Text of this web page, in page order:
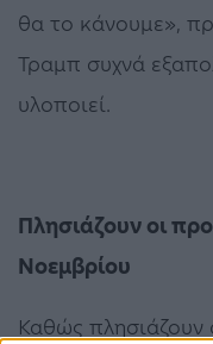
θα το κάνουμε»,
Τραμπ συχνά
υλοποιεί.
Πλησιάζουν οι
Νοεμβρίου
Καθώς πλησιάζουν